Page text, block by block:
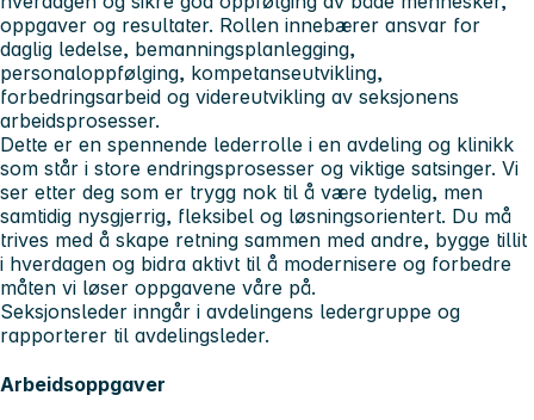
oppgaver og resultater. Rollen innebærer ansvar for
daglig ledelse, bemanningsplanlegging,
personaloppfølging, kompetanseutvikling,
forbedringsarbeid og videreutvikling av seksjonens
arbeidsprosesser.
Dette er en spennende lederrolle i en avdeling og klinikk
som står i store endringsprosesser og viktige satsinger. Vi
ser etter deg som er trygg nok til å være tydelig, men
samtidig nysgjerrig, fleksibel og løsningsorientert. Du må
trives med å skape retning sammen med andre, bygge tillit
i hverdagen og bidra aktivt til å modernisere og forbedre
måten vi løser oppgavene våre på.
Seksjonsleder inngår i avdelingens ledergruppe og
rapporterer til avdelingsleder.
Arbeidsoppgaver